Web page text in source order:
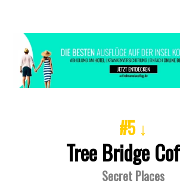
#5 ↓
Tree Bridge
Secret Places